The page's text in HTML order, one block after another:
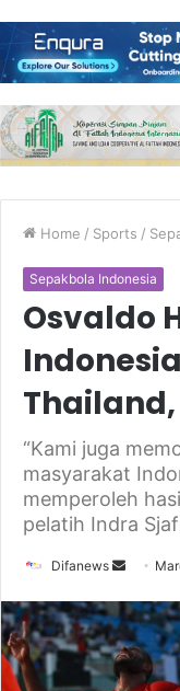
Home / Sports /
Sepakbola Indonesia
Osvaldo
“Kami juga
masyarakat
memperoleh
pelatih Indra
Difanews
Send
email